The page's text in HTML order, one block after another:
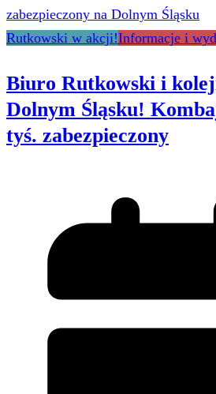
Rutkowski w akcji!Informacje i
Biuro Rutkowski i
Dolnym Śląsku!
tyś. zabezpieczony